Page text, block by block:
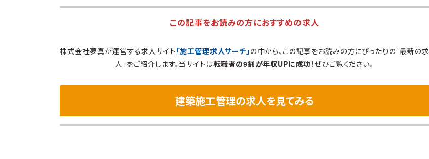
この記事をお読みの方におすすめの求人
株式会社夢真が運営する求人サイト 「施工管理求人サーチ」 の中から、この記事をお読みの方にぴったりの「最新の求
人」をご紹介します。当サイトは転職者の9割が年収UPに成功！ぜひご覧ください。
建築施工管理の求人を見てみる